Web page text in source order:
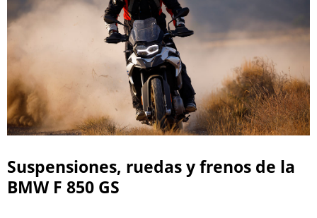
Suspensiones, ruedas y frenos de la
BMW F 850 GS